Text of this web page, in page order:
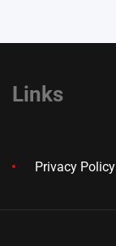
Links
Privacy Policy